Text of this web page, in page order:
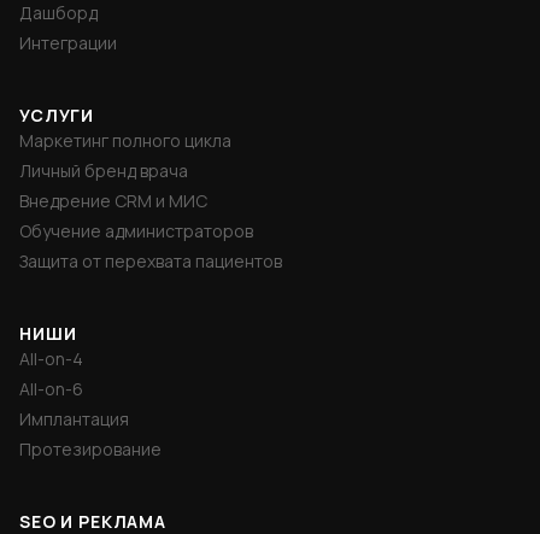
Дашборд
Интеграции
УСЛУГИ
Маркетинг полного цикла
Личный бренд врача
Внедрение CRM и МИС
Обучение администраторов
Защита от перехвата пациентов
НИШИ
All-on-4
All-on-6
Имплантация
Протезирование
SEO И РЕКЛАМА